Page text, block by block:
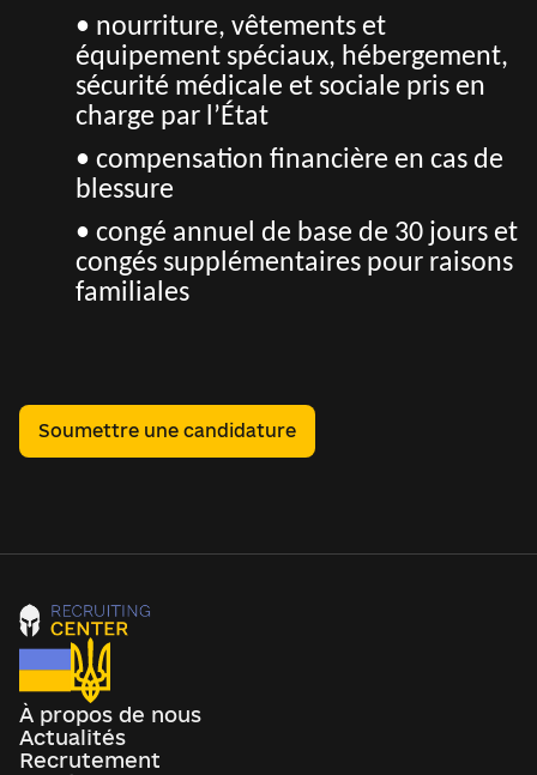
• nourriture, vêtements et
équipement spéciaux, hébergement,
sécurité médicale et sociale pris en
charge par l’État
• compensation financière en cas de
blessure
• congé annuel de base de 30 jours et
congés supplémentaires pour raisons
familiales
Soumettre une candidature
À propos de nous
Actualités
Recrutement